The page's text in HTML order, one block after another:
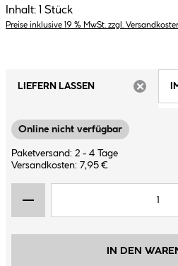
Inhalt: 1 Stück
Preise inklusive 19 % MwSt. zzgl.
LIEFERN LASSEN
Online nicht verfügbar
Paketversand: 2 - 4 Tage
Versandkosten: 7,95 €
IN DEN